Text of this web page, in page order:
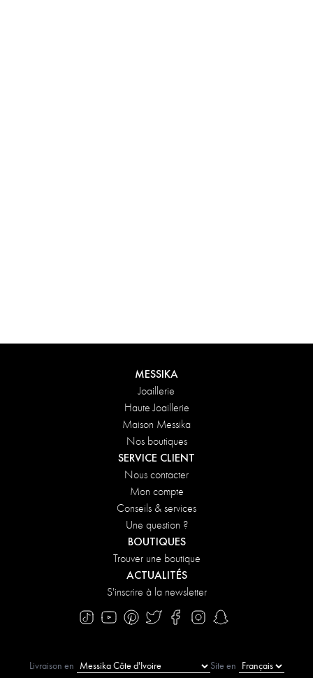
DÉCOUVRIR
MESSIKA
Joaillerie
Haute Joaillerie
Maison Messika
Nos boutiques
SERVICE CLIENT
Nous contacter
Mon compte
Conseils & services
Une question ?
BOUTIQUES
Trouver une boutique
ACTUALITÉS
S'inscrire à la newsletter
Livraison en Site en